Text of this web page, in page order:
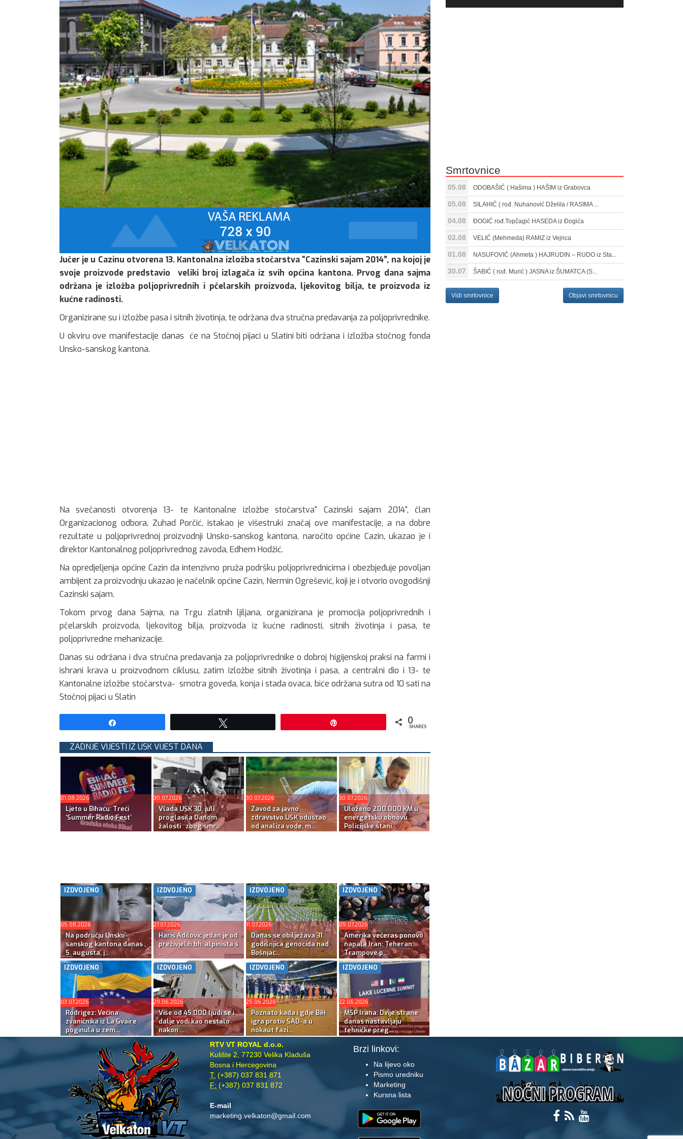
Jučer je u Cazinu otvorena 13. Kantonalna izložba stočarstva “Cazinski sajam 2014”, na kojoj je
svoje proizvode predstavio veliki broj izlagača iz svih općina kantona. Prvog dana sajma
održana je izložba poljoprivrednih i pčelarskih proizvoda, ljekovitog bilja, te proizvoda iz
kućne radinosti.
Organizirane su i izložbe pasa i sitnih životinja, te održana dva stručna predavanja za poljoprivrednike.
U okviru ove manifestacije danas će na Stočnoj pijaci u Slatini biti održana i izložba stočnog fonda
Unsko-sanskog kantona.
Na svečanosti otvorenja 13- te Kantonalne izložbe stočarstva“ Cazinski sajam 2014“, član
Organizacionog odbora, Zuhad Porčić, istakao je višestruki značaj ove manifestacije, a na dobre
rezultate u poljoprivrednoj proizvodnji Unsko-sanskog kantona, naročito općine Cazin, ukazao je i
direktor Kantonalnog poljoprivrednog zavoda, Edhem Hodžić.
Na opredjeljenja općine Cazin da intenzivno pruža podršku poljoprivrednicima i obezbjeđuje povoljan
ambijent za proizvodnju ukazao je načelnik općine Cazin, Nermin Ogrešević, koji je i otvorio ovogodišnji
Cazinski sajam.
Tokom prvog dana Sajma, na Trgu zlatnih ljiljana, organizirana je promocija poljoprivrednih i
pčelarskih proizvoda, ljekovitog bilja, proizvoda iz kućne radinosti, sitnih životinja i pasa, te
poljoprivredne mehanizacije.
Danas su održana i dva stručna predavanja za poljoprivrednike o dobroj higijenskoj praksi na farmi i
ishrani krava u proizvodnom ciklusu, zatim izložbe sitnih životinja i pasa, a centralni dio i 13- te
Kantonalne izložbe stočarstva- smotra goveda, konja i stada ovaca, biće održana sutra od 10 sati na
Stočnoj pijaci u Slatin
0
SHARES
ZADNJE VIJESTI IZ USK VIJEST DANA
01.08.2026
Ljeto u Bihaću: Treći
‘Summer Radio Fest’
30.07.2026
Vlada USK 30. juli
proglasila Danom
žalosti zbog smr...
30.07.2026
Zavod za javno
zdravstvo USK odustao
od analiza vode, m...
30.07.2026
Uloženo 200.000 KM u
energetsku obnovu
Policijske stani...
IZDVOJENO
05.08.2026
Na području Unsko-
sanskog kantona danas ,
5. augusta, j...
IZDVOJENO
27.07.2026
Haris Adilović jedan je od
preživjelih bh. alpinista s
...
IZDVOJENO
11.07.2026
Danas se obilježava 31.
godišnjica genocida nad
Bošnjac...
IZDVOJENO
09.07.2026
Amerika večeras ponovo
napala Iran; Teheran:
Trampove p...
IZDVOJENO
03.07.2026
Rodrigez: Većina
zvaničnika iz La Gvaire
poginula u zem...
IZDVOJENO
29.06.2026
Više od 45.000 ljudi se i
dalje vodi kao nestalo
nakon ...
IZDVOJENO
25.06.2026
Poznato kada i gdje BiH
igra protiv SAD-a u
nokaut fazi...
IZDVOJENO
22.06.2026
MSP Irana: Dvije strane
danas nastavljaju
tehničke preg...
Gore/Dole
Smrtovnice
05.08 ODOBAŠIĆ ( Hašima ) HAŠIM iz Grabovca
05.08 SILAHIĆ ( rođ. Nuhanović Dželila / RASIMA ...
04.08 ĐOGIĆ rođ.Topčagić HASEDA iz Đogića
02.08 VELIĆ (Mehmeda) RAMIZ iz Vejnca
01.08 NASUFOVIĆ (Ahmeta ) HAJRUDIN – RUDO iz Sta...
30.07 ŠABIĆ ( rođ. Murić ) JASNA iz ŠUMATCA (S...
Vidi smrtovnice Objavi smrtovnicu
RTV VT ROYAL d.o.o.
Kulište 2, 77230 Velika Kladuša
Bosna i Hercegovina
T: (+387) 037 831 871
F: (+387) 037 831 872
E-mail
marketing.velkaton@gmail.com
Brzi linkovi:
Na lijevo oko
Pismo uredniku
Marketing
Kursna lista